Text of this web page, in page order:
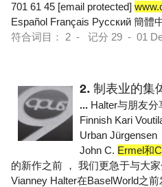
701 61 45 [email protected]
Español Français Pусский 簡體
符合词目： 2 - 记分 29 - 01
2. 制表业的集
... Halter与朋友分
Finnish Kari
Urban Jürgensen
John C. Ermel和
的新作之前 ， 我们更急于与大
Vianney Halter在BaselWorld之